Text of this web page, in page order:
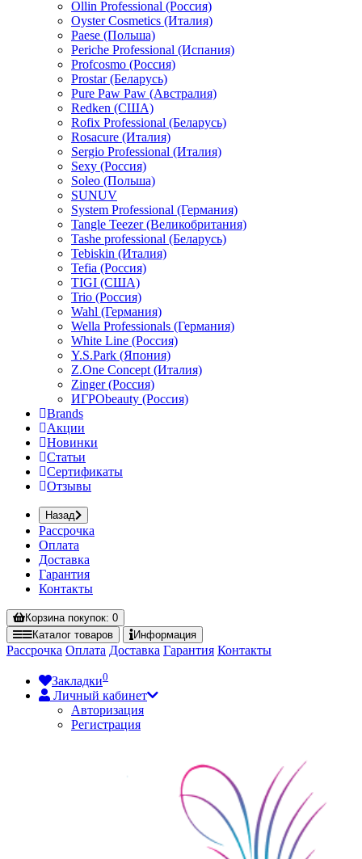
Ollin Professional (Россия)
Oyster Cosmetics (Италия)
Paese (Польша)
Periche Professional (Испания)
Profcosmo (Россия)
Prostar (Беларусь)
Pure Paw Paw (Австралия)
Redken (США)
Rofix Professional (Беларусь)
Rosacure (Италия)
Sergio Professional (Италия)
Sexy (Россия)
Soleo (Польша)
SUNUV
System Professional (Германия)
Tangle Teezer (Великобритания)
Tashe professional (Беларусь)
Tebiskin (Италия)
Tefia (Россия)
TIGI (США)
Trio (Россия)
Wahl (Германия)
Wella Professionals (Германия)
White Line (Россия)
Y.S.Park (Япония)
Z.One Concept (Италия)
Zinger (Россия)
ИГРОbeauty (Россия)
Brands
Акции
Новинки
Статьи
Сертификаты
Отзывы
Назад
Рассрочка
Оплата
Доставка
Гарантия
Контакты
Корзинапокупок: 0
Каталог товаров Информация
Рассрочка Оплата Доставка Гарантия Контакты
Закладки0
Личный кабинет
Авторизация
Регистрация